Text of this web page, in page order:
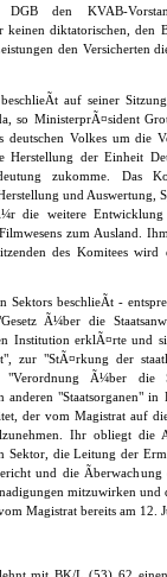
DGB den KVAB-
keinen diktatorischen, den
den Versicherten
auf seiner
so MinisterprÃ¤sident
Volkes um die
Herstellung der Einheit
zukomme. Das
und Auswertung,
die weitere
zum Ausland.
des Komitees
Sektors beschlieÃt -
Ã¼ber die
Institution erklÃ¤rte und
zur "StÃ¤rkung der
Ã¼ber die
anderen "Staatsorganen"
der vom Magistrat auf
Ihr obliegt
Sektor, die Leitung der
und die Ãberwachung
mitzuwirken
Magistrat bereits am